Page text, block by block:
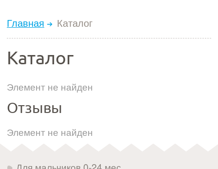
Главная Каталог
Каталог
Элемент не найден
Отзывы
Элемент не найден